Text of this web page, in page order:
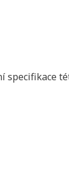
specifikace